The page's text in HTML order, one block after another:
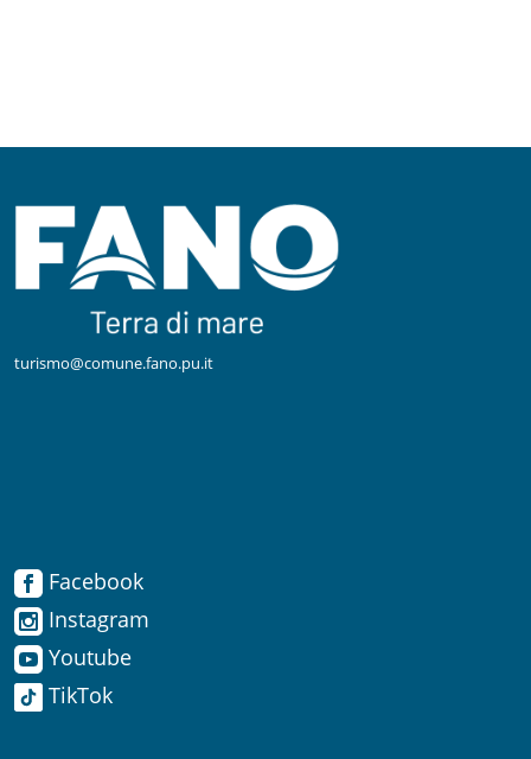
Instagram
Youtube
turismo@comune.fano.pu.it
Facebook
Instagram
Youtube
TikTok